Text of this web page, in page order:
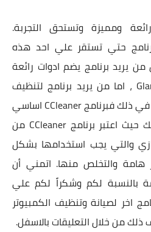
رائعة ومميزة وتستحق التجربة.
حتي تستقر علي احد هذه
يريد برنامج يضم ادوات رائعة
فانصحه ببرنامج Glary Utilities ، اما من يريد برنامج لتنظيف
الملفات المؤقتة ومتخصص في ذلك فبرنامج CCleaner اساسي
علي جهازك. فانا لا انكر ذلك حيث اعتبر برنامج CCleaner من
والتي يجب استخدامها بشكل
هامة والتخلص منها. اتمني أن
بالنسبة لكم وشكراً لكم علي
اخر لصيانة وتنظيف الكمبيوتر
من خلال التعليقات بالاسفل.